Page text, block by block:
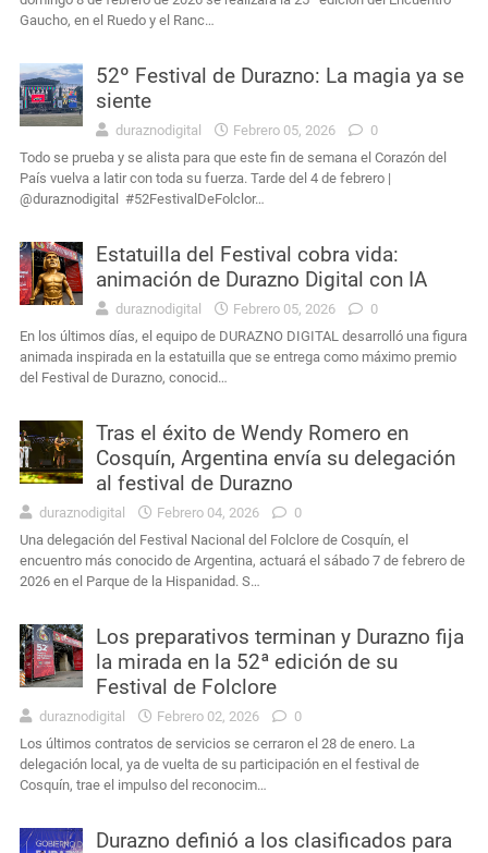
Gaucho, en el Ruedo y el Ranc…
52º Festival de Durazno: La magia ya se
siente
duraznodigital Febrero 05, 2026
0
Todo se prueba y se alista para que este fin de semana el Corazón del
País vuelva a latir con toda su fuerza. Tarde del 4 de febrero |
@duraznodigital #52FestivalDeFolclor…
Estatuilla del Festival cobra vida:
animación de Durazno Digital con IA
duraznodigital Febrero 05, 2026
0
En los últimos días, el equipo de DURAZNO DIGITAL desarrolló una figura
animada inspirada en la estatuilla que se entrega como máximo premio
del Festival de Durazno, conocid…
Tras el éxito de Wendy Romero en
Cosquín, Argentina envía su delegación
al festival de Durazno
duraznodigital Febrero 04, 2026
0
Una delegación del Festival Nacional del Folclore de Cosquín, el
encuentro más conocido de Argentina, actuará el sábado 7 de febrero de
2026 en el Parque de la Hispanidad. S…
Los preparativos terminan y Durazno fija
la mirada en la 52ª edición de su
Festival de Folclore
duraznodigital Febrero 02, 2026
0
Los últimos contratos de servicios se cerraron el 28 de enero. La
delegación local, ya de vuelta de su participación en el festival de
Cosquín, trae el impulso del reconocim…
Durazno definió a los clasificados para